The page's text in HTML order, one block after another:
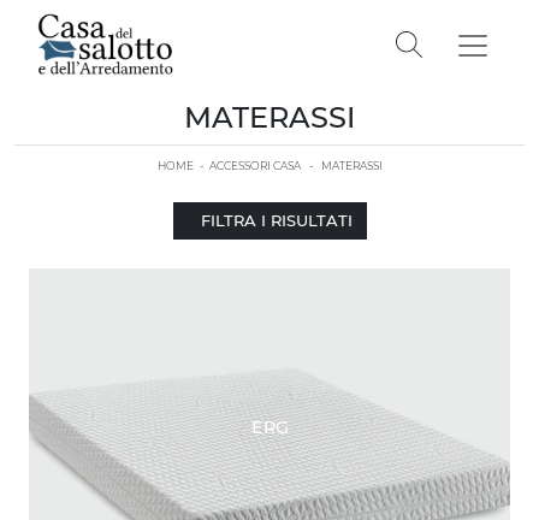
MATERASSI
HOME - ACCESSORI CASA - MATERASSI
FILTRA I RISULTATI
ERG